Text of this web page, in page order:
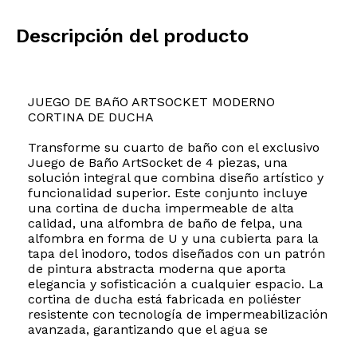
Descripción del producto
JUEGO DE BAñO ARTSOCKET MODERNO
CORTINA DE DUCHA
Transforme su cuarto de baño con el exclusivo
Juego de Baño ArtSocket de 4 piezas, una
solución integral que combina diseño artístico y
funcionalidad superior. Este conjunto incluye
una cortina de ducha impermeable de alta
calidad, una alfombra de baño de felpa, una
alfombra en forma de U y una cubierta para la
tapa del inodoro, todos diseñados con un patrón
de pintura abstracta moderna que aporta
elegancia y sofisticación a cualquier espacio. La
cortina de ducha está fabricada en poliéster
resistente con tecnología de impermeabilización
avanzada, garantizando que el agua se